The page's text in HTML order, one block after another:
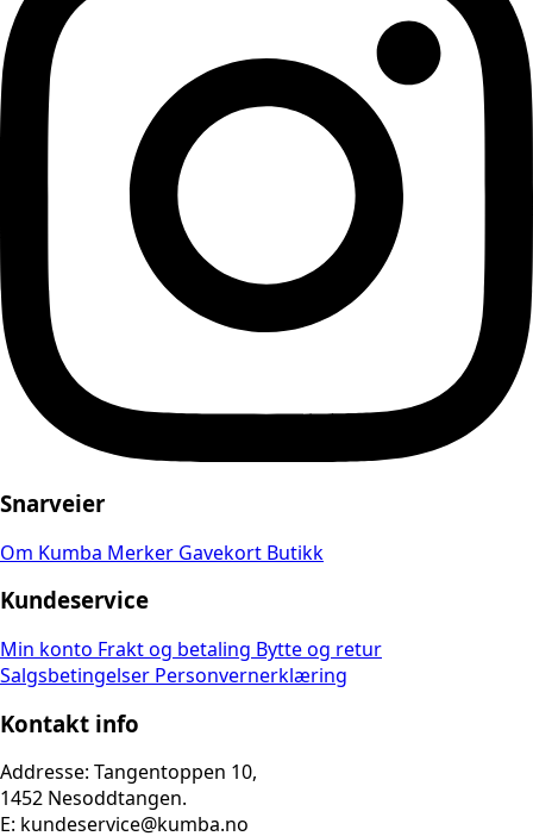
Snarveier
Om Kumba Merker Gavekort Butikk
Kundeservice
Min konto Frakt og betaling Bytte og retur
Salgsbetingelser Personvernerklæring
Kontakt info
Addresse: Tangentoppen 10,
1452 Nesoddtangen.
E: kundeservice@kumba.no